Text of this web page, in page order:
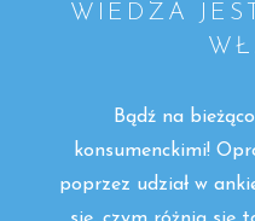
WIEDZA
Bądź na
konsumenckimi!
poprzez udział w